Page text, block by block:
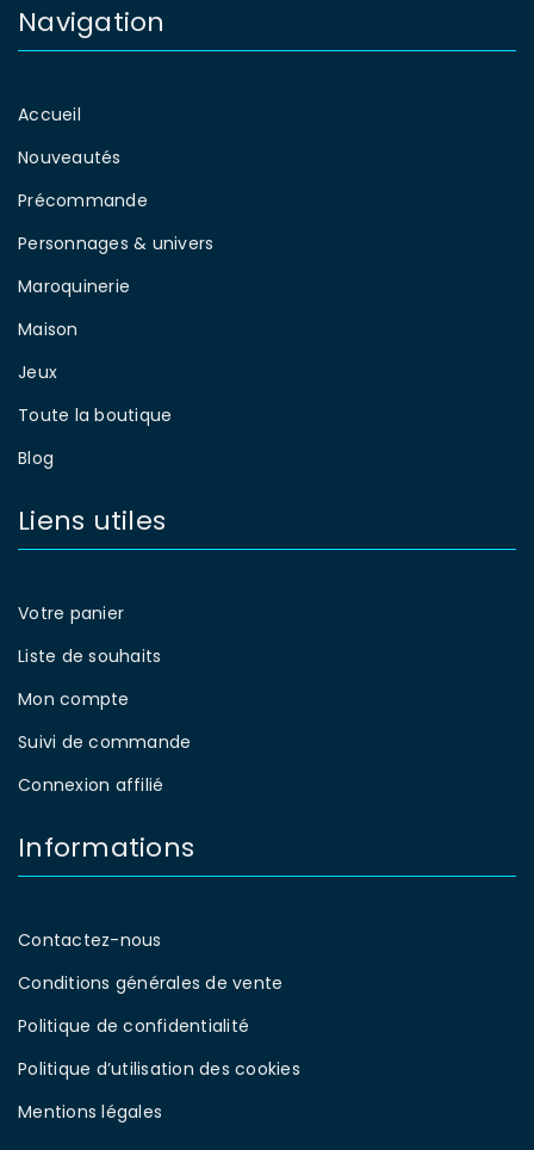
Navigation
Accueil
Nouveautés
Précommande
Personnages & univers
Maroquinerie
Maison
Jeux
Toute la boutique
Blog
Liens utiles
Votre panier
Liste de souhaits
Mon compte
Suivi de commande
Connexion affilié
Informations
Contactez-nous
Conditions générales de vente
Politique de confidentialité
Politique d’utilisation des cookies
Mentions légales